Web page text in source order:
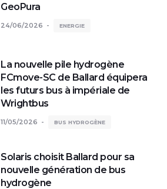
GeoPura
24/06/2026 ENERGIE
La nouvelle pile hydrogène
FCmove-SC de Ballard équipera
les futurs bus à impériale de
Wrightbus
11/05/2026 BUS HYDROGÈNE
Solaris choisit Ballard pour sa
nouvelle génération de bus
hydrogène